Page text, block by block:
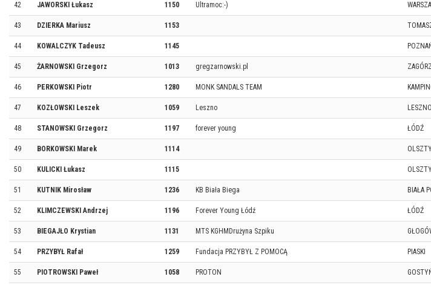
42 JAWORSKI Łukasz 1150 Ultramoc:-)
43 DZIERKA Mariusz 1153
44 KOWALCZYK Tadeusz 1145
45 ŻARNOWSKI Grzegorz 1013 gregzarnowski.pl
46 PERKOWSKI Piotr 1280 MONK SANDALS TEAM
47 KOZŁOWSKI Leszek 1059 Leszno LESZNO
48 STANOWSKI Grzegorz 1197 forever young ŁÓDŹ
49 BORKOWSKI Marek 1114
50 KULICKI Łukasz 1115
51 KUTNIK Mirosław 1236 KB Biała Biega BIAŁA
52 KLIMCZEWSKI Andrzej 1196 Forever Young Łódź ŁÓDŹ
53 BIEGAJŁO Krystian 1131 MTS KGHMDrużyna Szpiku
54 PRZYBYŁ Rafał 1259 Fundacja PRZYBYŁ Z POMOCĄ PIASKI
55 PIOTROWSKI Paweł 1058 PROTON